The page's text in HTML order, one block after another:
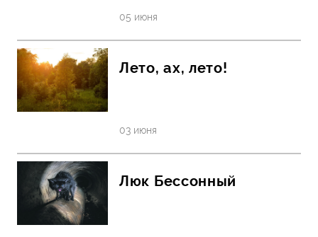
05 июня
Лето, ах, лето!
03 июня
Люк Бессонный